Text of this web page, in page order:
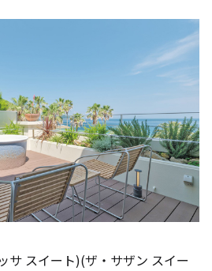
サ スイート)(ザ・サザン スイー